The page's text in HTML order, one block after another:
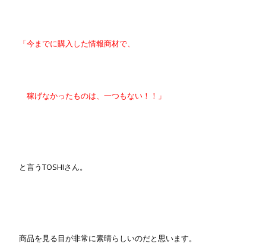
「今までに購入した情報商材で、
稼げなかったものは、一つもない！！」
と言うTOSHIさん。
商品を見る目が非常に素晴らしいのだと思います。